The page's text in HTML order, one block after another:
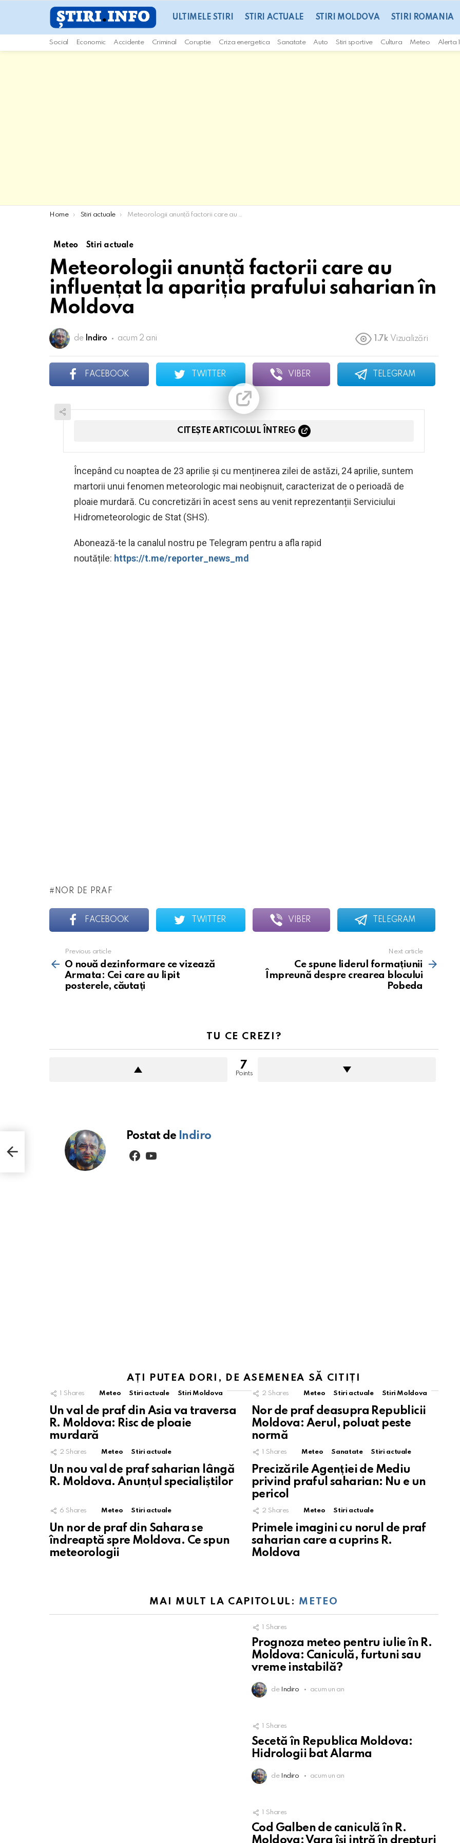
ULTIMELE STIRI STIRI ACTUALE STIRI MOLDOVA STIRI ROMANIA
Social Economic Accidente Criminal Coruptie Criza energetica Sanatate Auto Stiri sportive Cultura Meteo Alerta
You are here:
Home Stiri actuale Meteorologii anunță factorii care au influențat la apariția prafului saharian în Moldova
Meteo Stiri actuale
Meteorologii anunță factorii care au
influențat la apariția prafului saharian în
Moldova
de Indiro acum 2 ani 1.7k Vizualizări
FACEBOOK TWITTER VIBER TELEGRAM
CITEȘTE ARTICOLUL ÎNTREG
Începând cu noaptea de 23 aprilie și cu menținerea zilei de astăzi, 24 aprilie, suntem
martorii unui fenomen meteorologic mai neobișnuit, caracterizat de o perioadă de
ploaie murdară. Cu concretizări în acest sens au venit reprezentanții Serviciului
Hidrometeorologic de Stat (SHS).
Abonează-te la canalul nostru pe Telegram pentru a afla rapid
noutățile: https://t.me/reporter_news_md
NOR DE PRAF
FACEBOOK TWITTER VIBER TELEGRAM
more
Previous article
O nouă dezinformare ce vizează
Armata: Cei care au lipit
posterele, căutați
Next article
Ce spune liderul formațiunii
Împreună despre crearea blocului
Pobeda
TU CE CREZI?
7
Points
Postat de Indiro
AȚI PUTEA DORI, DE ASEMENEA SĂ CITIȚI
1 Shares Meteo Stiri actuale Stiri Moldova
Un val de praf din Asia va traversa
R. Moldova: Risc de ploaie
murdară
2 Shares Meteo Stiri actuale Stiri Moldova
Nor de praf deasupra Republicii
Moldova: Aerul, poluat peste
normă
2 Shares Meteo Stiri actuale
Un nou val de praf saharian lângă
R. Moldova. Anunțul specialiștilor
1 Shares Meteo Sanatate Stiri actuale
Precizările Agenției de Mediu
privind praful saharian: Nu e un
pericol
6 Shares Meteo Stiri actuale
Un nor de praf din Sahara se
îndreaptă spre Moldova. Ce spun
meteorologii
2 Shares Meteo Stiri actuale
Primele imagini cu norul de praf
saharian care a cuprins R.
Moldova
MAI MULT LA CAPITOLUL: METEO
1 Shares
Prognoza meteo pentru iulie în R.
Moldova: Caniculă, furtuni sau
vreme instabilă?
de Indiro acum un an
1 Shares
Secetă în Republica Moldova:
Hidrologii bat Alarma
de Indiro acum un an
1 Shares
Cod Galben de caniculă în R.
Moldova: Vara își intră în drepturi